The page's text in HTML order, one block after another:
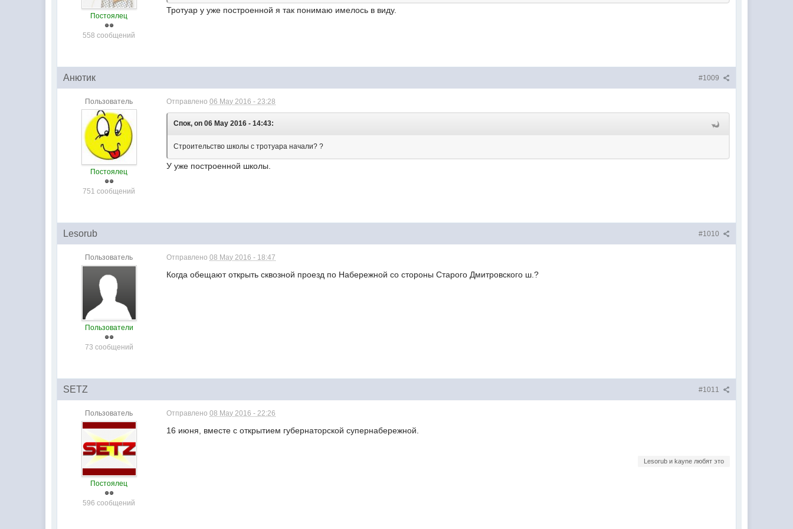
Постоялец
558 сообщений
Тротуар у уже построенной я так понимаю имелось в виду.
#1009
Анютик
Пользователь
Постоялец
751 сообщений
Отправлено06 May 2016 - 23:28
Спок, on 06 May 2016 - 14:43:
Строительство школы с тротуара начали? ?
У уже построенной школы.
#1010
Lesorub
Пользователь
Пользователи
73 сообщений
Отправлено08 May 2016 - 18:47
Когда обещают открыть сквозной проезд по Набережной со стороны Старого Дмитровского ш.?
#1011
SETZ
Пользователь
Постоялец
596 сообщений
Отправлено08 May 2016 - 22:26
16 июня, вместе с открытием губернаторской супернабережной.
Lesorub и kayne любят это